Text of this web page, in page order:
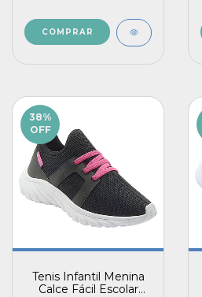
COMPRAR
38%
OFF
Tenis Infantil Menina
Calce Fácil Escolar